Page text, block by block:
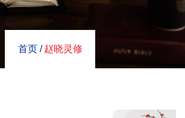
首页 / 赵晓灵修